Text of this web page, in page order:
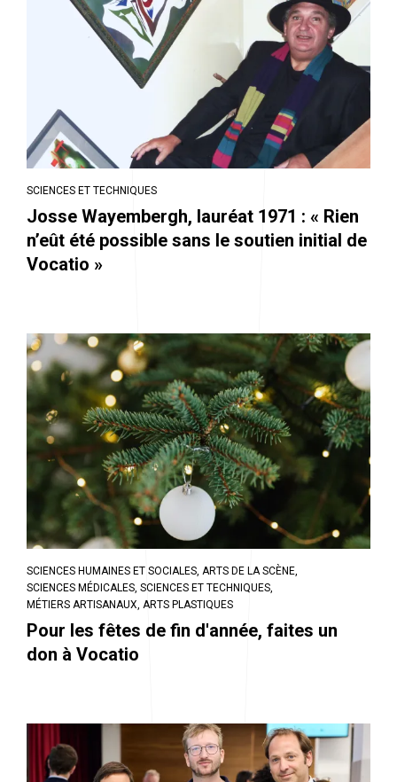
SCIENCES ET TECHNIQUES
Josse Wayembergh, lauréat 1971 : « Rien
n’eût été possible sans le soutien initial de
Vocatio »
SCIENCES HUMAINES ET SOCIALES, ARTS DE LA SCÈNE,
SCIENCES MÉDICALES, SCIENCES ET TECHNIQUES,
MÉTIERS ARTISANAUX, ARTS PLASTIQUES
Pour les fêtes de fin d'année, faites un
don à Vocatio